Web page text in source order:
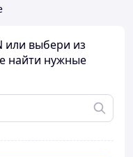
или выбери из
найти нужные